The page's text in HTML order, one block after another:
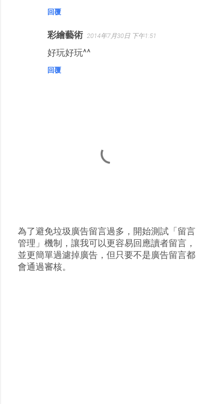
回覆
彩繪藝術 2014年7月30日 下午1:51
好玩好玩^^
回覆
張
貼
留
為了避免垃圾廣告留言過多，開始測試「留言
管理」機制，讓我可以更容易回應讀者留言，
並更簡單過濾掉廣告，但只要不是廣告留言都
會通過審核。